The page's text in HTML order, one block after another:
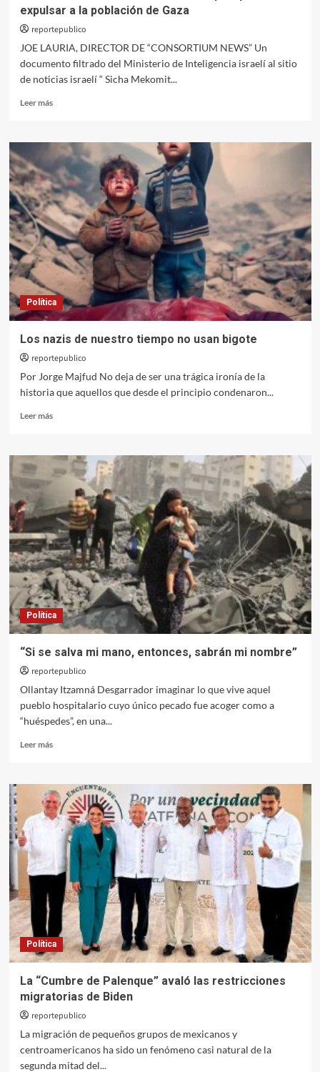
expulsar a la población de Gaza
reportepublico
JOE LAURIA, DIRECTOR DE “CONSORTIUM NEWS” Un
documento filtrado del Ministerio de Inteligencia israelí al sitio
de noticias israelí “ Sicha Mekomit...
Leer másLeer
Se
filtra
documento israelí sobre
el
plan
para
expulsar
a
la
población
Gaza
Política
Los nazis de nuestro tiempo no usan bigote
reportepublico
Por Jorge Majfud No deja de ser una trágica ironía de la
historia que aquellos que desde el principio condenaron...
Leer másLeer
Los
nazis
nuestro
tiempo
no
usan
bigote
Política
“Si se salva mi mano, entonces, sabrán mi nombre”
reportepublico
Ollantay Itzamná Desgarrador imaginar lo que vive aquel
pueblo hospitalario cuyo único pecado fue acoger como a
“huéspedes”, en una...
Leer másLeer
“Si
se
salva
mi
mano,
entonces,
sabrán
mi
nombre”
Política
La “Cumbre de Palenque” avaló las restricciones
migratorias de Biden
reportepublico
La migración de pequeños grupos de mexicanos y
centroamericanos ha sido un fenómeno casi natural de la
segunda mitad del...